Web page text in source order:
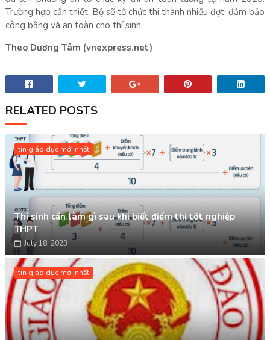
Trường hợp cần thiết, Bộ sẽ tổ chức thi thành nhiều đợt, đảm bảo
công bằng và an toàn cho thí sinh.
Theo Dương Tâm (vnexpress.net)
RELATED POSTS
tin giáo dục mới nhất
Thí sinh cần làm gì sau khi biết điểm thi tốt nghiệp
THPT
July 18, 2023
tin giáo dục mới nhất